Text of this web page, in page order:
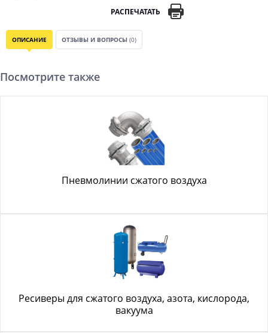
РАСПЕЧАТАТЬ
ОПИСАНИЕ ОТЗЫВЫ И ВОПРОСЫ (0)
Посмотрите также
Пневмолинии сжатого воздуха
Ресиверы для сжатого воздуха, азота, кислорода,
вакуума